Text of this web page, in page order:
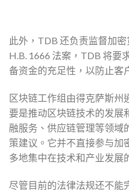
此外，TDB 还负责监督加
H.B. 1666 法案，TDB 将要
备资金的充足性，以防止客
区块链工作组由得克萨斯州
要是推动区块链技术的发展
融服务、供应链管理等领域
策建议。它并不直接参与加
多地集中在技术和产业发展
尽管目前的法律法规还不能